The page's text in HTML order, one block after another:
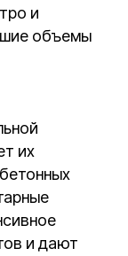
и
объемы
их
и дают